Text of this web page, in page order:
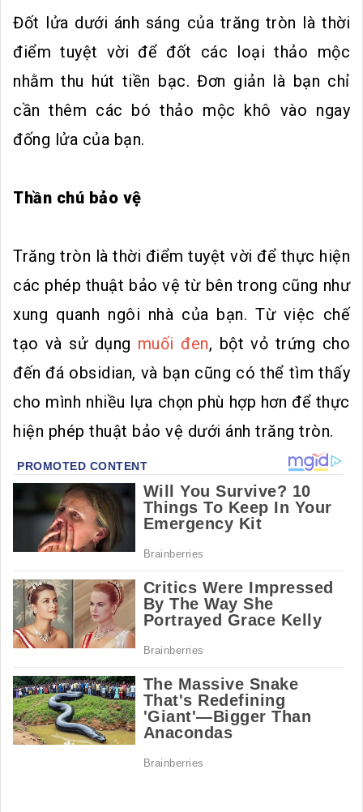
Đốt lửa dưới ánh sáng của trăng tròn là thời
điểm tuyệt vời để đốt các loại thảo mộc
nhằm thu hút tiền bạc. Đơn giản là bạn chỉ
cần thêm các bó thảo mộc khô vào ngay
đống lửa của bạn.
Thần chú bảo vệ
Trăng tròn là thời điểm tuyệt vời để thực hiện
các phép thuật bảo vệ từ bên trong cũng như
xung quanh ngôi nhà của bạn. Từ việc chế
tạo và sử dụng muối đen, bột vỏ trứng cho
đến đá obsidian, và bạn cũng có thể tìm thấy
cho mình nhiều lựa chọn phù hợp hơn để thực
hiện phép thuật bảo vệ dưới ánh trăng tròn.